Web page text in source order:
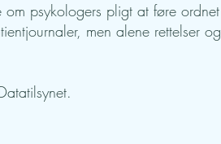
psykologers pligt at føre ordnet
men alene rettelser og